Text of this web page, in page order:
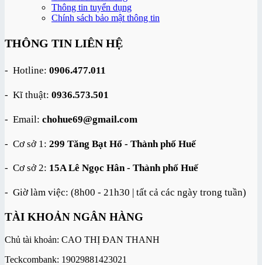
Thông tin tuyển dụng
Chính sách bảo mật thông tin
THÔNG TIN LIÊN HỆ
- Hotline: 0906.477.011
- Kĩ thuật: 0936.573.501
- Email: chohue69@gmail.com
- Cơ sở 1: 299 Tăng Bạt Hổ - Thành phố Huế
- Cơ sở 2: 15A Lê Ngọc Hân - Thành phố Huế
- Giờ làm việc: (8h00 - 21h30 | tất cả các ngày trong tuần)
TÀI KHOẢN NGÂN HÀNG
Chủ tài khoản: CAO THỊ ĐAN THANH
Teckcombank: 19029881423021